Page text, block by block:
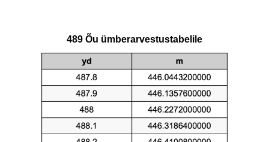
489 Õu ümberarvestustabelile